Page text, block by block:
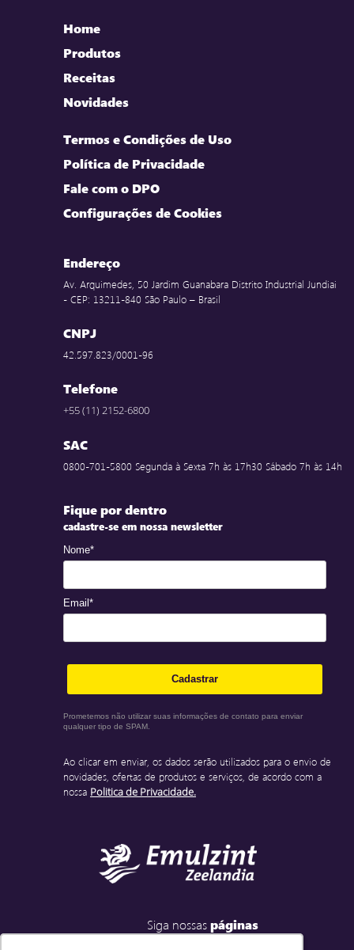
Home
Produtos
Receitas
Novidades
Termos e Condições de Uso
Política de Privacidade
Fale com o DPO
Configurações de Cookies
Endereço
Av. Arquimedes, 50 Jardim Guanabara Distrito Industrial Jundiai
- CEP: 13211-840 São Paulo – Brasil
CNPJ
42.597.823/0001-96
Telefone
+55 (11) 2152-6800
SAC
0800-701-5800 Segunda à Sexta 7h às 17h30 Sábado 7h às 14h
Fique por dentro
cadastre-se em nossa newsletter
Nome*
Email*
Cadastrar
Prometemos não utilizar suas informações de contato para enviar
qualquer tipo de SPAM.
Ao clicar em enviar, os dados serão utilizados para o envio de
novidades, ofertas de produtos e serviços, de acordo com a
nossa Politica de Privacidade.
Siga nossaspáginas